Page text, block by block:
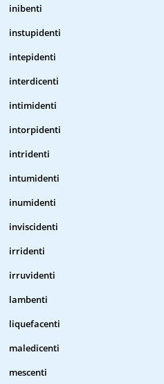
inibenti
instupidenti
intepidenti
interdicenti
intimidenti
intorpidenti
intridenti
intumidenti
inumidenti
inviscidenti
irridenti
irruvidenti
lambenti
liquefacenti
maledicenti
mescenti